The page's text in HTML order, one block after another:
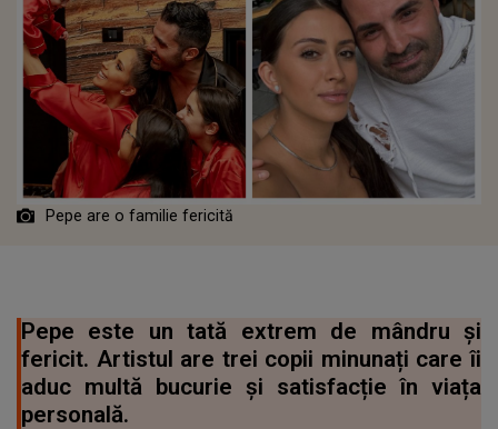
Pepe are o familie fericită
Pepe este un tată extrem de mândru și
fericit. Artistul are trei copii minunați care îi
aduc multă bucurie și satisfacție în viața
personală.